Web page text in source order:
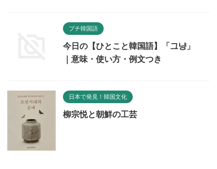
プチ韓国語
今日の【ひとこと韓国語】「그냥」
｜意味・使い方・例文つき
日本で発見！韓国文化
柳宗悦と朝鮮の工芸